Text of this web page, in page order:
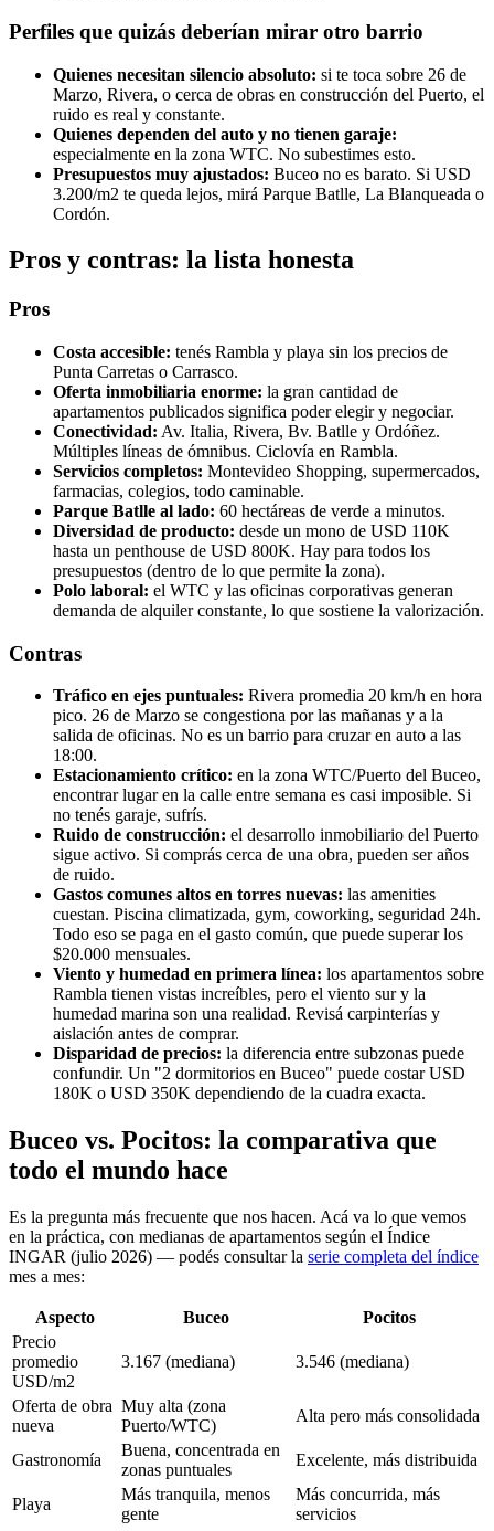
Perfiles que quizás deberían mirar otro barrio
Quienes necesitan silencio absoluto: si te toca sobre 26 de
Marzo, Rivera, o cerca de obras en construcción del Puerto, el
ruido es real y constante.
Quienes dependen del auto y no tienen garaje:
especialmente en la zona WTC. No subestimes esto.
Presupuestos muy ajustados: Buceo no es barato. Si USD
3.200/m2 te queda lejos, mirá Parque Batlle, La Blanqueada o
Cordón.
Pros y contras: la lista honesta
Pros
Costa accesible: tenés Rambla y playa sin los precios de
Punta Carretas o Carrasco.
Oferta inmobiliaria enorme: la gran cantidad de
apartamentos publicados significa poder elegir y negociar.
Conectividad: Av. Italia, Rivera, Bv. Batlle y Ordóñez.
Múltiples líneas de ómnibus. Ciclovía en Rambla.
Servicios completos: Montevideo Shopping, supermercados,
farmacias, colegios, todo caminable.
Parque Batlle al lado: 60 hectáreas de verde a minutos.
Diversidad de producto: desde un mono de USD 110K
hasta un penthouse de USD 800K. Hay para todos los
presupuestos (dentro de lo que permite la zona).
Polo laboral: el WTC y las oficinas corporativas generan
demanda de alquiler constante, lo que sostiene la valorización.
Contras
Tráfico en ejes puntuales: Rivera promedia 20 km/h en hora
pico. 26 de Marzo se congestiona por las mañanas y a la
salida de oficinas. No es un barrio para cruzar en auto a las
18:00.
Estacionamiento crítico: en la zona WTC/Puerto del Buceo,
encontrar lugar en la calle entre semana es casi imposible. Si
no tenés garaje, sufrís.
Ruido de construcción: el desarrollo inmobiliario del Puerto
sigue activo. Si comprás cerca de una obra, pueden ser años
de ruido.
Gastos comunes altos en torres nuevas: las amenities
cuestan. Piscina climatizada, gym, coworking, seguridad 24h.
Todo eso se paga en el gasto común, que puede superar los
$20.000 mensuales.
Viento y humedad en primera línea: los apartamentos sobre
Rambla tienen vistas increíbles, pero el viento sur y la
humedad marina son una realidad. Revisá carpinterías y
aislación antes de comprar.
Disparidad de precios: la diferencia entre subzonas puede
confundir. Un "2 dormitorios en Buceo" puede costar USD
180K o USD 350K dependiendo de la cuadra exacta.
Buceo vs. Pocitos: la comparativa que
todo el mundo hace
Es la pregunta más frecuente que nos hacen. Acá va lo que vemos
en la práctica, con medianas de apartamentos según el Índice
INGAR (julio 2026) — podés consultar la serie completa del índice
mes a mes:
Aspecto Buceo
Pocitos
Precio
promedio
USD/m2
3.167 (mediana) 3.546 (mediana)
Oferta de obra
nueva
Muy alta (zona
Puerto/WTC)
Alta pero más consolidada
Gastronomía
Buena, concentrada en
zonas puntuales
Excelente, más distribuida
Playa
Más tranquila, menos
gente
Más concurrida, más
servicios